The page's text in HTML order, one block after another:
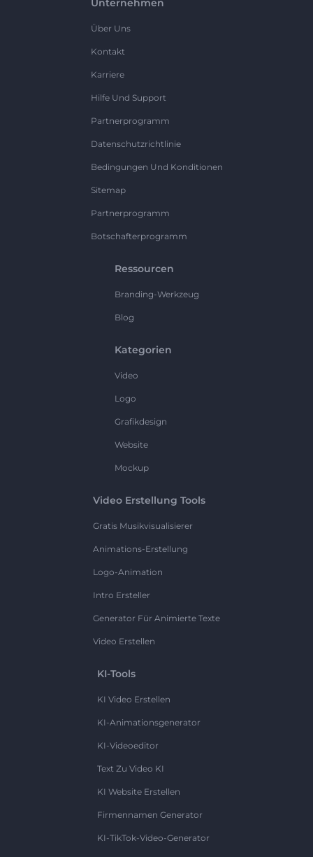
Unternehmen
Über Uns
Kontakt
Karriere
Hilfe Und Support
Partnerprogramm
Datenschutzrichtlinie
Bedingungen Und Konditionen
Sitemap
Partnerprogramm
Botschafterprogramm
Ressourcen
Branding-Werkzeug
Blog
Kategorien
Video
Logo
Grafikdesign
Website
Mockup
Video Erstellung Tools
Gratis Musikvisualisierer
Animations-Erstellung
Logo-Animation
Intro Ersteller
Generator Für Animierte Texte
Video Erstellen
KI-Tools
KI Video Erstellen
KI-Animationsgenerator
KI-Videoeditor
Text Zu Video KI
KI Website Erstellen
Firmennamen Generator
KI-TikTok-Video-Generator